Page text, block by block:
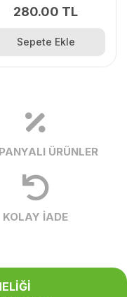
280.00 TL
Sepete Ekle
ÜRÜNLER
KOLAY İADE